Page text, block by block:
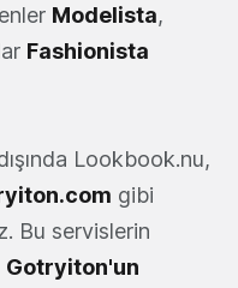
Modelista,
Fashionista
Lookbook.nu,
gibi
Bu servislerin
Gotryiton'un